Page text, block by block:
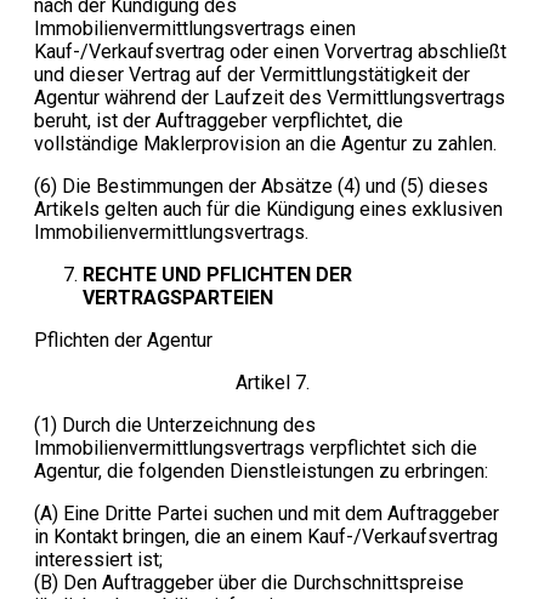
nach der Kündigung des
Immobilienvermittlungsvertrags einen
Kauf-/Verkaufsvertrag oder einen Vorvertrag abschließt
und dieser Vertrag auf der Vermittlungstätigkeit der
Agentur während der Laufzeit des Vermittlungsvertrags
beruht, ist der Auftraggeber verpflichtet, die
vollständige Maklerprovision an die Agentur zu zahlen.
(6) Die Bestimmungen der Absätze (4) und (5) dieses
Artikels gelten auch für die Kündigung eines exklusiven
Immobilienvermittlungsvertrags.
RECHTE UND PFLICHTEN DER
VERTRAGSPARTEIEN
Pflichten der Agentur
Artikel 7.
(1) Durch die Unterzeichnung des
Immobilienvermittlungsvertrags verpflichtet sich die
Agentur, die folgenden Dienstleistungen zu erbringen:
(A) Eine Dritte Partei suchen und mit dem Auftraggeber
in Kontakt bringen, die an einem Kauf-/Verkaufsvertrag
interessiert ist;
(B) Den Auftraggeber über die Durchschnittspreise